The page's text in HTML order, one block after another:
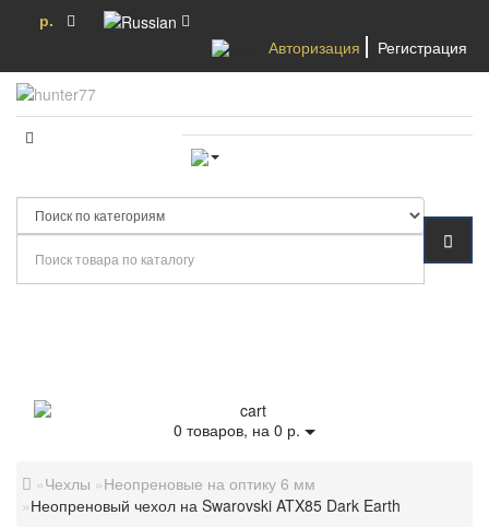
р.
Авторизация
Регистрация
0 товаров, на 0 р.
Чехлы
Неопреновые на оптику 6 мм
Неопреновый чехол на Swarovski ATX85 Dark Earth